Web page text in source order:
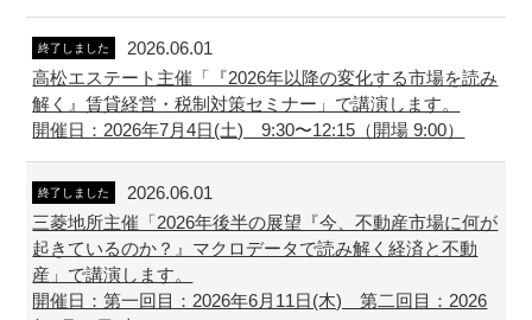
終了しました
2026.06.01
高松エステート主催「『2026年以降の変化する市場を読み
解く』賃貸経営・税制対策セミナー」で講演します。
開催日：2026年7月4日(土) 9:30〜12:15（開場 9:00）
終了しました
2026.06.01
三菱地所主催「2026年後半の展望『今、不動産市場に何が
起きているのか？』マクロデータで読み解く経済と不動
産」で講演します。
開催日：第一回目：2026年6月11日(木) 第二回目：2026